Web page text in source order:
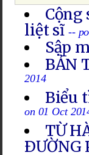
Cộng
liệt sĩ --
Sập
BẢN
2014
Biểu
on 01 Oct
TỪ
ÐƯỜNG